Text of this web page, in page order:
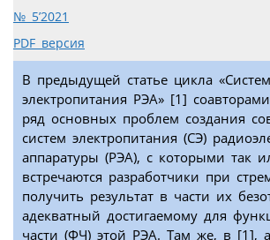
№ 5’2021
PDF версия
В предыдущей статье цикла
электропитания РЭА» [1]
ряд основных проблем создания
систем электропитания (СЭ)
аппаратуры (РЭА), с которыми так
встречаются разработчики при
получить результат в части их
адекватный достигаемому для
части (ФЧ) этой РЭА. Там же, в [1],